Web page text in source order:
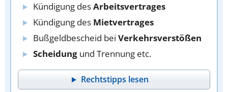
Kündigung desArbeitsvertrages
Kündigung des Mietvertrages
Bußgeldbescheid bei Verkehrsverstößen
Scheidung und Trennung etc.
Rechtstipps lesen